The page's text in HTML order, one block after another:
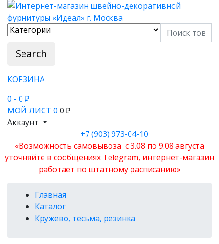
Search
КОРЗИНА
0 - 0 ₽
МОЙ ЛИСТ 0 0 ₽
Аккаунт
+7 (903) 973-04-10
«Возможность самовывоза с 3.08 по 9.08 августа
уточняйте в сообщениях Telegram, интернет-магазин
работает по штатному расписанию»
Главная
Каталог
Кружево, тесьма, резинка